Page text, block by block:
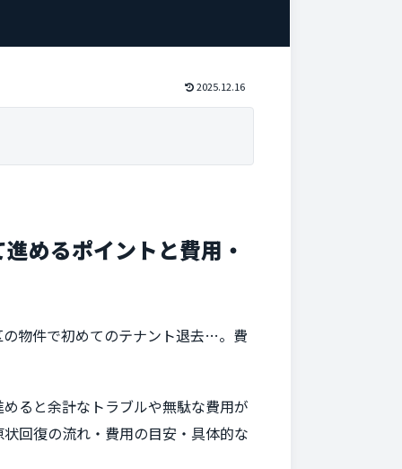
2025.12.16
めるポイントと費用・
物件で初めてのテナント退去…。費
ると余計なトラブルや無駄な費用が
回復の流れ・費用の目安・具体的な